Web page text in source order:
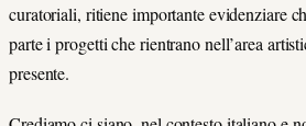
curatoriali, ritiene importante evidenziare
parte i progetti che rientrano nell’area
presente.